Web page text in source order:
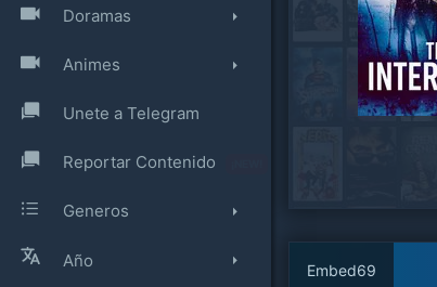
Doramas
Animes
Unete a Telegram
Reportar Contenido
Generos
Año Embed69